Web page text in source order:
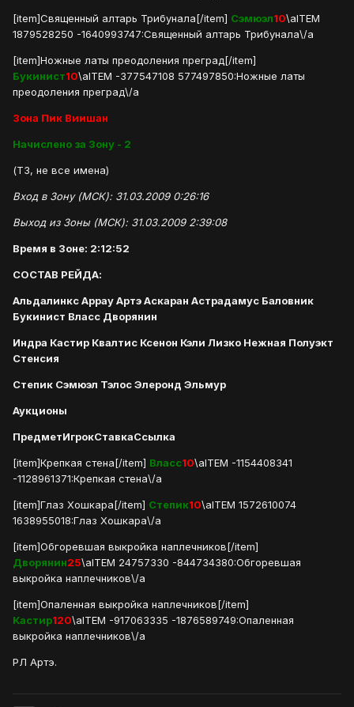
[item]Священный алтарь Трибунала[/item] Сэмюэл10\aITEM
1879528250 -1640993747:Священный алтарь Трибунала\/a
[item]Ножные латы преодоления преград[/item]
Букинист10\aITEM -377547108 577497850:Ножные латы
преодоления преград\/a
Зона Пик Виишан
Начислено за Зону - 2
(Т3, не все имена)
Вход в Зону (МСК): 31.03.2009 0:26:16
Выход из Зоны (МСК): 31.03.2009 2:39:08
Время в Зоне: 2:12:52
СОСТАВ РЕЙДА:
Альдалинкс Аррау Артэ Аскаран Астрадамус Баловник
Букинист Власс Дворянин
Индра Кастир Квалтис Ксенон Кэли Лизко Нежная Полуэкт
Стенсия
Степик Сэмюэл Тэлос Элеронд Эльмур
Аукционы
ПредметИгрокСтавкаСсылка
[item]Крепкая стена[/item] Власс10\aITEM -1154408341
-1128961371:Крепкая стена\/a
[item]Глаз Хошкара[/item] Степик10\aITEM 1572610074
1638955018:Глаз Хошкара\/a
[item]Обгоревшая выкройка наплечников[/item]
Дворянин25\aITEM 24757330 -844734380:Обгоревшая
выкройка наплечников\/a
[item]Опаленная выкройка наплечников[/item]
Кастир120\aITEM -917063335 -1876589749:Опаленная
выкройка наплечников\/a
РЛ Артэ.